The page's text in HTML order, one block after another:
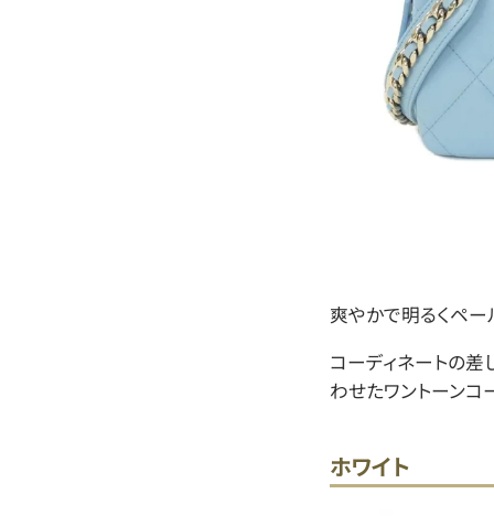
爽やかで明るくペー
コーディネートの差
わせたワントーンコ
ホワイト